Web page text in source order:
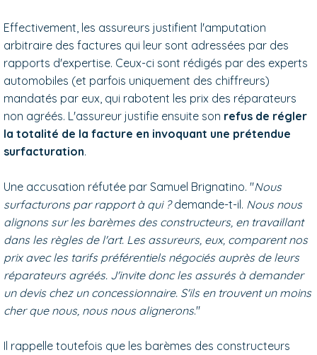
Effectivement, les assureurs justifient l'amputation
arbitraire des factures qui leur sont adressées par des
rapports d'expertise. Ceux-ci sont rédigés par des experts
automobiles (et parfois uniquement des chiffreurs)
mandatés par eux, qui rabotent les prix des réparateurs
non agréés. L'assureur justifie ensuite son refus de régler
la totalité de la facture en invoquant une prétendue
surfacturation.
Une accusation réfutée par Samuel Brignatino. "Nous
surfacturons par rapport à qui ?demande-t-il. Nous nous
alignons sur les barèmes des constructeurs, en travaillant
dans les règles de l'art. Les assureurs, eux, comparent nos
prix avec les tarifs préférentiels négociés auprès de leurs
réparateurs agréés. J'invite donc les assurés à demander
un devis chez un concessionnaire. S'ils en trouvent un moins
cher que nous, nous nous alignerons."
Il rappelle toutefois que les barèmes des constructeurs